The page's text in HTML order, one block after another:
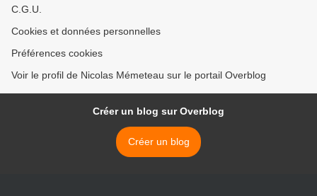
C.G.U.
Cookies et données personnelles
Préférences cookies
Voir le profil de Nicolas Mémeteau sur le portail Overblog
Créer un blog sur Overblog
Créer un blog